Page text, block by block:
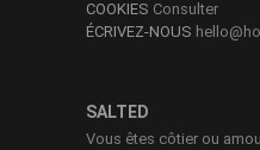
SALTED
Vous êtes côtier ou
COOKIES Consulter
ÉCRIVEZ-NOUS